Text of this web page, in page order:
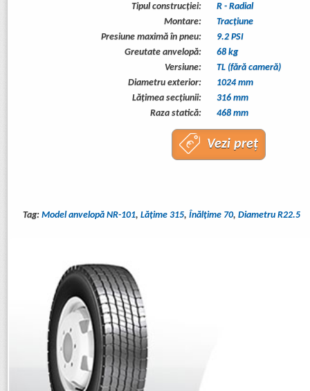
Tipul construcţiei:
R - Radial
Montare:
Tracţiune
Presiune maximă în pneu:
9.2 PSI
Greutate anvelopă:
68 kg
Versiune:
TL (fără cameră)
Diametru exterior:
1024 mm
Lăţimea secţiunii:
316 mm
Raza statică:
468 mm
Vezi preț
Tag: Model anvelopă NR-101, Lăţime 315, Înălţime 70, Diametru R22.5